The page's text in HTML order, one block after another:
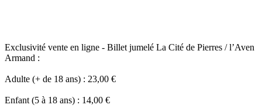
Exclusivité vente en ligne - Billet jumelé La Cité de Pierres / l’Aven
Armand :
Adulte (+ de 18 ans) : 23,00 €
Enfant (5 à 18 ans) : 14,00 €